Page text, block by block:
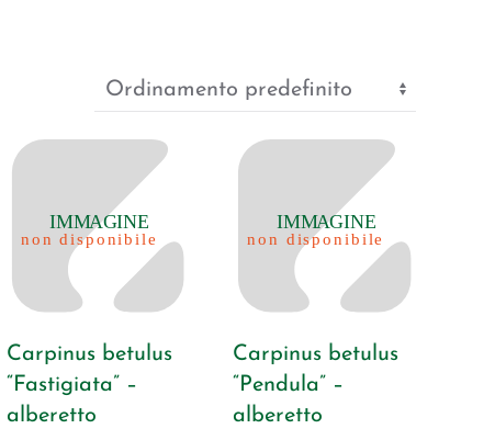
Carpinus betulus
“Fastigiata” –
alberetto
Carpinus betulus
“Pendula” –
alberetto